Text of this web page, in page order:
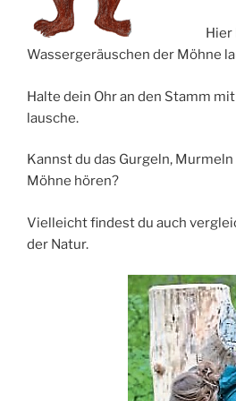
Hier
Wassergeräuschen der Möhne
Halte dein Ohr an den Stamm
lausche.
Kannst du das Gurgeln,
Möhne hören?
Vielleicht findest du auch
der Natur.